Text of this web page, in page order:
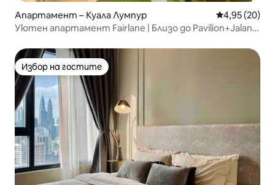
Апартамент – Куала Лумпур Средна
4,95 (20)
Уютен апартамент Fairlane | Близо до Pavilion+Jalan
Избор на гостите
Избор на гостите